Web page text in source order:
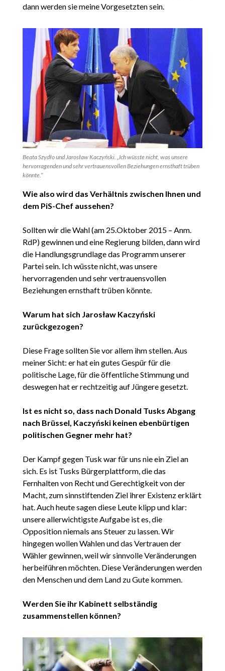
dann werden sie meine Vorgesetzten sein.
Beata Szydło und Jarosław Kaczyński. „Ich wüsste nicht, was unsere
hervorragenden und sehr vertrauensvollen Beziehungen ernsthaft trüben
könnte.“
Wie also wird das Verhältnis zwischen Ihnen und
dem PiS-Chef aussehen?
Sollten wir die Wahl (am 25.Oktober 2015 – Anm.
RdP) gewinnen und eine Regierung bilden, dann wird
die Handlungsgrundlage das Programm unserer
Partei sein. Ich wüsste nicht, was unsere
hervorragenden und sehr vertrauensvollen
Beziehungen ernsthaft trüben könnte.
Warum hat sich Jarosław Kaczyński
zurückgezogen?
Diese Frage sollten Sie vor allem ihm stellen. Aus
meiner Sicht: er hat ein gutes Gespür für die
politische Lage, für die öffentliche Stimmung und
deswegen hat er rechtzeitig auf Jüngere gesetzt.
Ist es nicht so, dass nach Donald Tusks Abgang
nach Brüssel, Kaczyński keinen ebenbürtigen
politischen Gegner mehr hat?
Der Kampf gegen Tusk war für uns nie ein Ziel an
sich. Es ist Tusks Bürgerplattform, die das
Fernhalten von Recht und Gerechtigkeit von der
Macht, zum sinnstiftenden Ziel ihrer Existenz erklärt
hat. Auch heute sagen diese Leute klipp und klar:
unsere allerwichtigste Aufgabe ist es, die
Opposition niemals ans Steuer zu lassen. Wir
hingegen wollen Wahlen und das Vertrauen der
Wähler gewinnen, weil wir sinnvolle Veränderungen
herbeiführen möchten. Diese Veränderungen werden
den Menschen und dem Land zu Gute kommen.
Werden Sie ihr Kabinett selbständig
zusammenstellen können?